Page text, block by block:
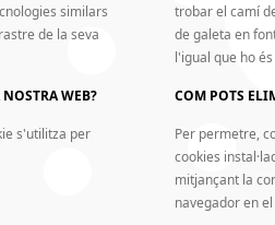
similars
de la seva
WEB?
s'utilitza per
trobar el camí
de galeta en
l'igual que ho
COM POTS
Per permetre,
cookies
mitjançant la
navegador en
en el seu color corporatiu
podem donar altres acabats com
focus.